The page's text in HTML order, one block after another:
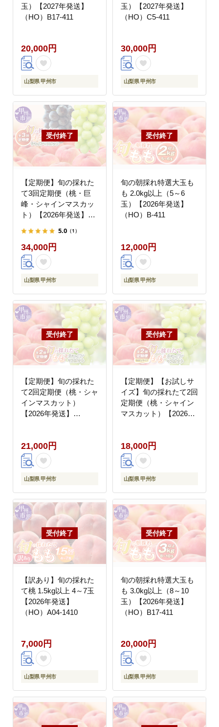
玉）【2027年発送】
（HO）B17-411
20,000円
山梨県 甲州市
玉）【2027年発送】
（HO）C5-411
30,000円
山梨県 甲州市
【定期便】旬の採れた
て3回定期便（桃・巨
峰・シャインマスカッ
ト）【2026年発送】
5.0 （1）
34,000円
山梨県 甲州市
旬の朝採れ特選大玉も
も 2.0kg以上（5～6
玉）【2026年発送】
（HO）B-411
12,000円
山梨県 甲州市
【定期便】旬の採れた
て2回定期便（桃・シャ
インマスカット）
【2026年発送】
21,000円
山梨県 甲州市
【定期便】【お試しサ
イズ】旬の採れたて2回
定期便（桃・シャイン
マスカット）【2026年
18,000円
山梨県 甲州市
【訳あり】旬の採れた
て桃 1.5kg以上 4～7玉
【2026年発送】
（HO）A04-1410
7,000円
山梨県 甲州市
旬の朝採れ特選大玉も
も 3.0kg以上（8～10
玉）【2026年発送】
（HO）B17-411
20,000円
山梨県 甲州市